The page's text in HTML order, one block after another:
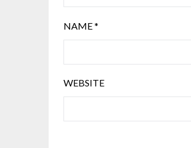
NAME*
WEBSITE